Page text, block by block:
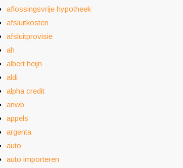
aflossingsvrije hypotheek
afsluitkosten
afsluitprovisie
ah
albert heijn
aldi
alpha credit
anwb
appels
argenta
auto
auto importeren